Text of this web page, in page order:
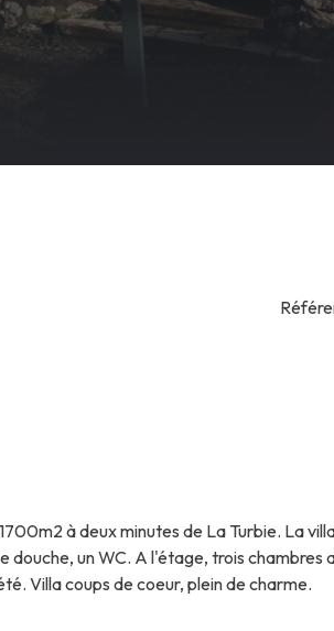
à deux minutes de La Turbie. La
douche, un WC. A l'étage, trois chambres
Villa coups de coeur, plein de charme.